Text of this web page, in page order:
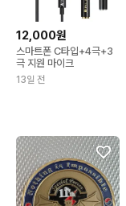
12,000원
스마트폰 C타입+4극+3
극 지원 마이크
13일 전